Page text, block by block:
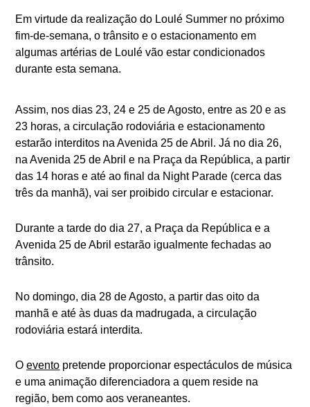
Em virtude da realização do Loulé Summer no próximo
fim-de-semana, o trânsito e o estacionamento em
algumas artérias de Loulé vão estar condicionados
durante esta semana.
Assim, nos dias 23, 24 e 25 de Agosto, entre as 20 e as
23 horas, a circulação rodoviária e estacionamento
estarão interditos na Avenida 25 de Abril. Já no dia 26,
na Avenida 25 de Abril e na Praça da República, a partir
das 14 horas e até ao final da Night Parade (cerca das
três da manhã), vai ser proibido circular e estacionar.
Durante a tarde do dia 27, a Praça da República e a
Avenida 25 de Abril estarão igualmente fechadas ao
trânsito.
No domingo, dia 28 de Agosto, a partir das oito da
manhã e até às duas da madrugada, a circulação
rodoviária estará interdita.
Oevento pretende proporcionar espectáculos de música
e uma animação diferenciadora a quem reside na
região, bem como aos veraneantes.